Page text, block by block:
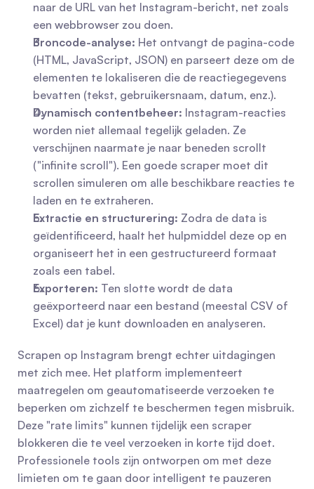
naar de URL van het Instagram-bericht, net zoals
een webbrowser zou doen.
Broncode-analyse: Het ontvangt de pagina-code
(HTML, JavaScript, JSON) en parseert deze om de
elementen te lokaliseren die de reactiegegevens
bevatten (tekst, gebruikersnaam, datum, enz.).
Dynamisch contentbeheer: Instagram-reacties
worden niet allemaal tegelijk geladen. Ze
verschijnen naarmate je naar beneden scrollt
("infinite scroll"). Een goede scraper moet dit
scrollen simuleren om alle beschikbare reacties te
laden en te extraheren.
Extractie en structurering: Zodra de data is
geïdentificeerd, haalt het hulpmiddel deze op en
organiseert het in een gestructureerd formaat
zoals een tabel.
Exporteren: Ten slotte wordt de data
geëxporteerd naar een bestand (meestal CSV of
Excel) dat je kunt downloaden en analyseren.
Scrapen op Instagram brengt echter uitdagingen
met zich mee. Het platform implementeert
maatregelen om geautomatiseerde verzoeken te
beperken om zichzelf te beschermen tegen misbruik.
Deze "rate limits" kunnen tijdelijk een scraper
blokkeren die te veel verzoeken in korte tijd doet.
Professionele tools zijn ontworpen om met deze
limieten om te gaan door intelligent te pauzeren